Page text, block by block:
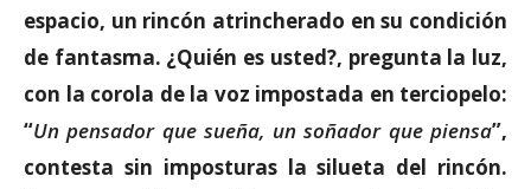
espacio, un rincón atrincherado en su condición
de fantasma. ¿Quién es usted?, pregunta la luz,
con la corola de la voz impostada en terciopelo:
“Un pensador que sueña, un soñador que piensa”,
contesta sin imposturas la silueta del rincón.